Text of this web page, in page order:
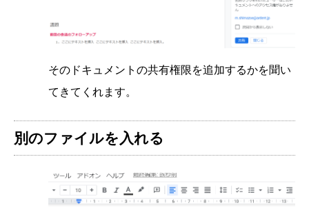
そのドキュメントの共有権限を追加するかを聞い
てきてくれます。
別のファイルを入れる